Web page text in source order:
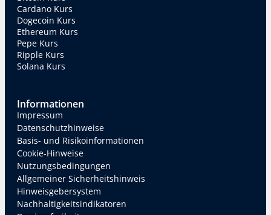
Cardano Kurs
Dogecoin Kurs
Ethereum Kurs
Pepe Kurs
Ripple Kurs
Solana Kurs
Informationen
Impressum
Datenschutzhinweise
Basis- und Risikoinformationen
Cookie-Hinweise
Nutzungsbedingungen
Allgemeiner Sicherheitshinweis
Hinweisgebersystem
Nachhaltigkeitsindikatoren